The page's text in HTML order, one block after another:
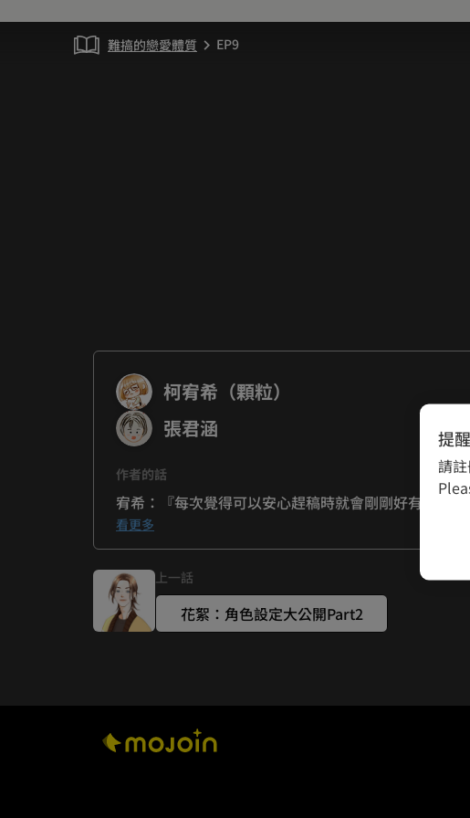
難搞的戀愛體質 chevron_right EP9
柯宥希（顆粒）
張君涵
作者的話
宥希：『每次覺得可以安心趕稿時就會剛剛好有雜事要
君涵：『我：啟鳴啊啟鳴～不只編劇很辛苦，漫畫家
啟鳴：『……？』
看更多
上一話
花絮：角色設定大公開Part2
提
請